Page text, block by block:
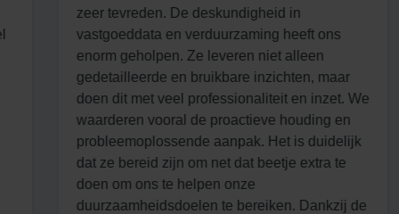
zeer tevreden. De deskundigheid in
vastgoeddata en verduurzaming heeft ons
enorm geholpen. Ze leveren niet alleen
gedetailleerde en bruikbare inzichten, maar
doen dit met veel professionaliteit en inzet. We
waarderen vooral de proactieve houding en
probleemoplossende aanpak. Het is duidelijk
dat ze bereid zijn om net dat beetje extra te
doen om ons te helpen onze
duurzaamheidsdoelen te bereiken. Dankzij de